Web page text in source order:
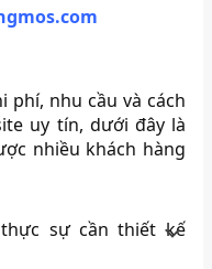
phí, nhu cầu và cách
uy tín, dưới đây là
nhiều khách hàng
sự cần thiết kế